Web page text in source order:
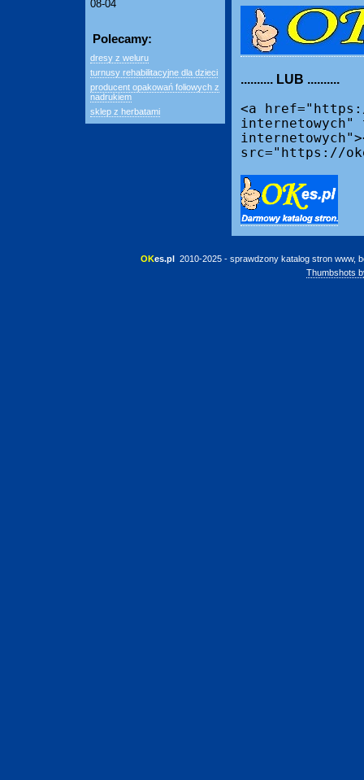
08-04
Polecamy:
dresy z weluru
turnusy rehabilitacyjne dla dzieci
producent opakowań foliowych z
nadrukiem
sklep z herbatami
.......... LUB ..........
<a
internetowych"
src="https://
OKes.pl 2010-2025 - sprawdzony katalog stron www,
Thumbshots